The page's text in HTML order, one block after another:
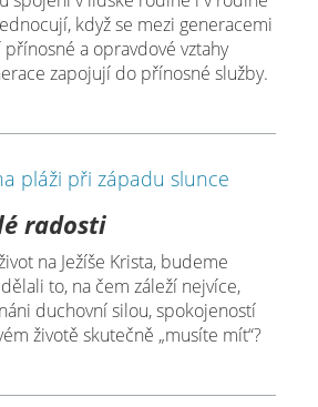
když se mezi generacemi
a opravdové vztahy
zapojují do přínosné služby.
radosti
na Ježíše Krista, budeme
to, na čem záleží nejvíce,
duchovní silou, spokojeností
životě skutečně „musíte mít“?